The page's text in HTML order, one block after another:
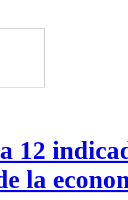
12
la